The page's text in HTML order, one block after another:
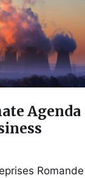
Agenda
Romande